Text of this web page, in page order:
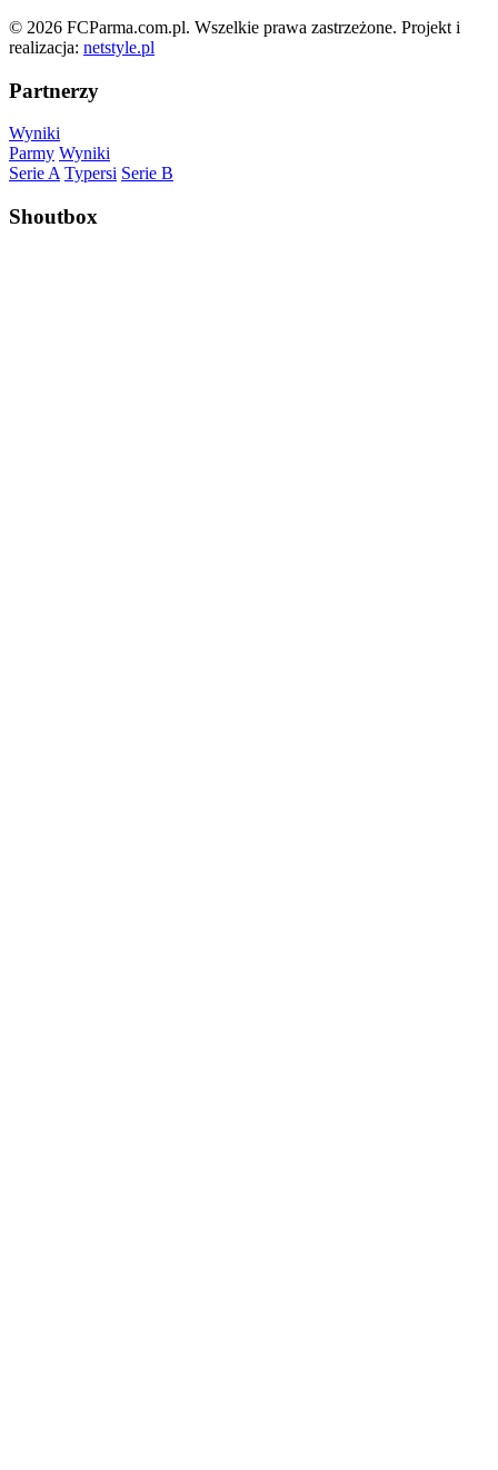
© 2026 FCParma.com.pl. Wszelkie prawa zastrzeżone. Projekt i
realizacja: netstyle.pl
Partnerzy
Wyniki
Parmy Wyniki
Serie A Typersi Serie B
Shoutbox